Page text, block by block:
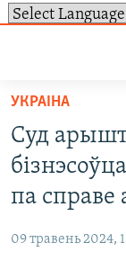
доступу
Перайсьці
да
галоўнага
зьместу
Перайсьці
да
УСЕ НАВІНЫ
ПАЛІТЫКА
ТОЛЬКІ НА
ГІСТОРЫЯ НА
ПАДЗЯЛІЦЦА
RSS
УКРАІНА
Суд
па справе
09 травень 2024,